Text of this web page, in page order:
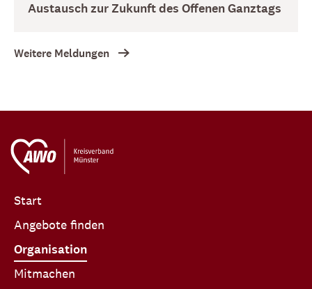
Austausch zur Zukunft des Offenen Ganztags
Weitere Meldungen
Start
Angebote finden
Organisation
Mitmachen